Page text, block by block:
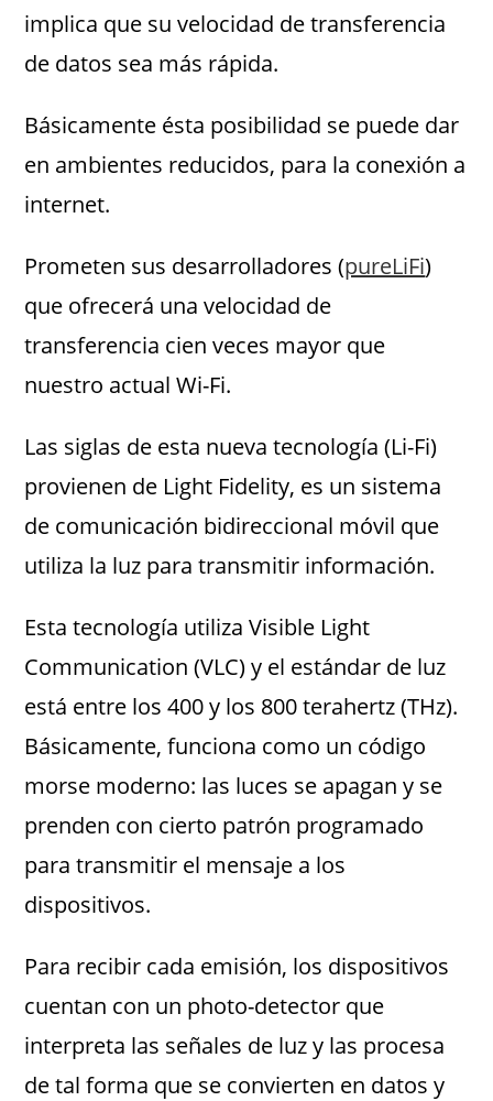
implica que su velocidad de transferencia
de datos sea más rápida.
Básicamente ésta posibilidad se puede dar
en ambientes reducidos, para la conexión a
internet.
Prometen sus desarrolladores (pureLiFi)
que ofrecerá una velocidad de
transferencia cien veces mayor que
nuestro actual Wi-Fi.
Las siglas de esta nueva tecnología (Li-Fi)
provienen de Light Fidelity, es un sistema
de comunicación bidireccional móvil que
utiliza la luz para transmitir información.
Esta tecnología utiliza Visible Light
Communication (VLC) y el estándar de luz
está entre los 400 y los 800 terahertz (THz).
Básicamente, funciona como un código
morse moderno: las luces se apagan y se
prenden con cierto patrón programado
para transmitir el mensaje a los
dispositivos.
Para recibir cada emisión, los dispositivos
cuentan con un photo-detector que
interpreta las señales de luz y las procesa
de tal forma que se convierten en datos y